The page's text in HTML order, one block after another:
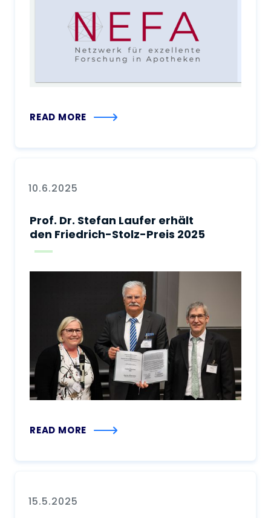
READ MORE
10.6.2025
Prof. Dr. Stefan Laufer erhält
den Friedrich-Stolz-Preis 2025
READ MORE
15.5.2025